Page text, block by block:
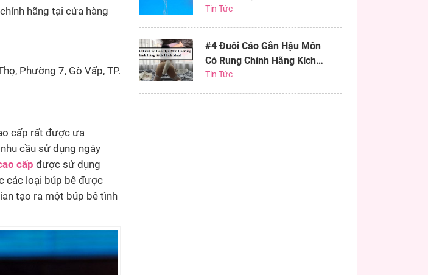
hãng tại cửa hàng
Phường 7, Gò Vấp, TP.
cấp rất được ưa
cầu sử dụng ngày
cấp được sử dụng
các loại búp bê được
tạo ra một búp bê tình
Nhất
Tin Tức
#4 Đuôi Cáo Gắn Hậu Môn
Có Rung Chính Hãng Kích
Thích Mạnh
Tin Tức